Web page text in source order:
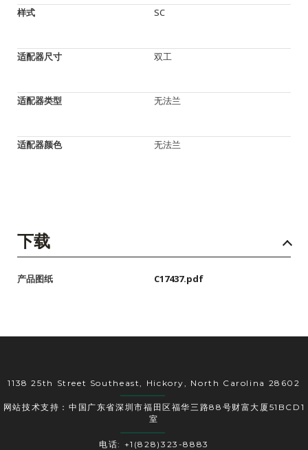
样式 SC
适配器尺寸 双工
适配器类型 无法兰
适配器颜色 无法兰
下载
产品图纸 C17437.pdf
1138 25th Street Southeast, Hickory, North Carolina 28602
网站技术支持：中国广东省深圳市福田区福华三路88号财富大厦51BCD1
室
电话: +1(828)323-8883